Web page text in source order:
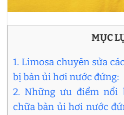
MỤC
1. Limosa chuyên sửa
bị bàn ủi hơi nước đứng:
2. Những ưu điểm nổi
chữa bàn ủi hơi nước